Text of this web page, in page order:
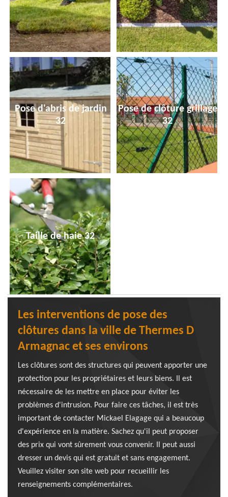
Pose d'abris de jardin
32
Pose de clôture grillage
32
Taille de haie 32
Les interventions de pose des
clôtures dans la ville de Thermes D
Armagnac et ses environs
Les clôtures sont des structures qui peuvent apporter une
protection pour les propriétaires et leurs biens. Il est
nécessaire de les mettre en place pour éviter les
problèmes d'intrusion. Pour faire ces tâches, il est très
important de contacter Mickael Elagage qui a beaucoup
d'expérience en la matière. Sachez qu'il peut proposer
des prix qui vont sûrement vous convenir. Il peut aussi
dresser un devis qui est gratuit et sans engagement.
Veuillez visiter son site web pour recueillir les
renseignements complémentaires.